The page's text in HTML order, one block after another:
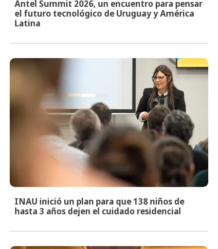
Antel Summit 2026, un encuentro para pensar
el futuro tecnológico de Uruguay y América
Latina
INAU inició un plan para que 138 niños de
hasta 3 años dejen el cuidado residencial